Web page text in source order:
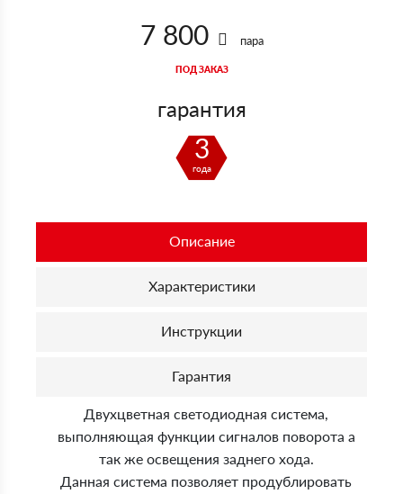
7 800 пара
ПОД ЗАКАЗ
гарантия
3
года
Описание
Характеристики
Инструкции
Гарантия
Двухцветная светодиодная система,
выполняющая функции сигналов поворота а
так же освещения заднего хода.
Данная система позволяет продублировать